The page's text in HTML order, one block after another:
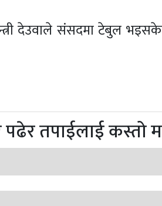
देउवाले संसदमा टेबुल
तपाईलाई कस्तो